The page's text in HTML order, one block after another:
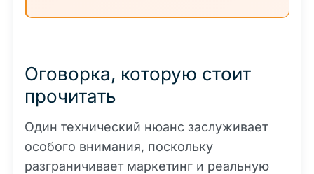
Оговорка, которую стоит
прочитать
Один технический нюанс заслуживает
особого внимания, поскольку
разграничивает маркетинг и реальную